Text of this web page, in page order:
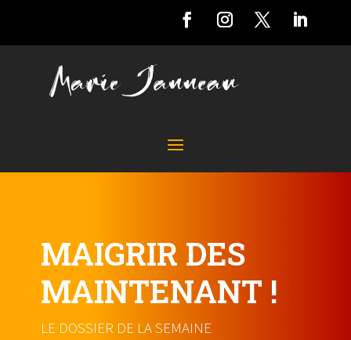
MAIGRIR DES
MAINTENANT !
LE DOSSIER DE LA SEMAINE